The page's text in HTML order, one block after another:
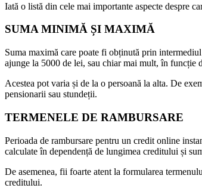
Iată o listă din cele mai importante aspecte despre
SUMA MINIMĂ ȘI MAXIMĂ
Suma maximă care poate fi obținută prin
ajunge la 5000 de lei, sau chiar mai mult, în funcție
Acestea pot varia și de la o persoană la alta. De
pensionarii sau stundeții.
TERMENELE DE RAMBURSARE
Perioada de rambursare pentru un credit online
calculate în dependență de lungimea creditului și
De asemenea, fii foarte atent la formularea
creditului.